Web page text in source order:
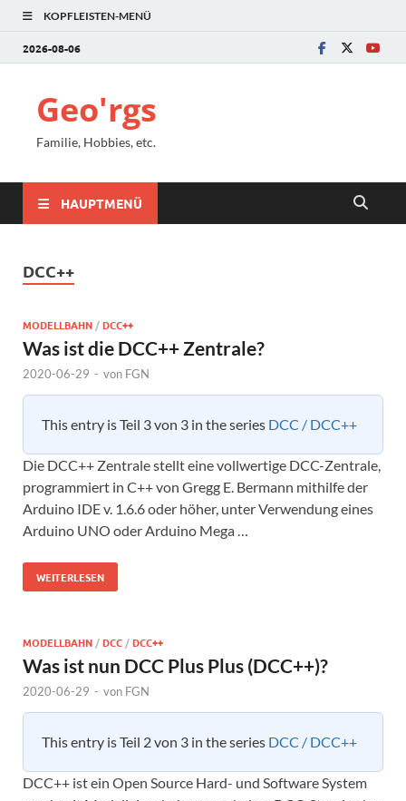
KOPFLEISTEN-MENÜ
2026-08-06
Geo'rgs
Familie, Hobbies, etc.
HAUPTMENÜ
DCC++
MODELLBAHN /DCC++
Was ist die DCC++ Zentrale?
2020-06-29 - von FGN
This entry is Teil 3 von 3 in the series DCC / DCC++
Die DCC++ Zentrale stellt eine vollwertige DCC-Zentrale,
programmiert in C++ von Gregg E. Bermann mithilfe der
Arduino IDE v. 1.6.6 oder höher, unter Verwendung eines
Arduino UNO oder Arduino Mega …
WEITERLESEN
MODELLBAHN /DCC /DCC++
Was ist nun DCC Plus Plus (DCC++)?
2020-06-29 - von FGN
This entry is Teil 2 von 3 in the series DCC / DCC++
DCC++ ist ein Open Source Hard- und Software System